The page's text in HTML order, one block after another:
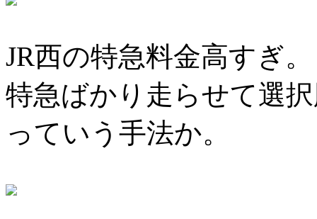
JR西の特急料金高すぎ。
特急ばかり走らせて選
っていう手法か。